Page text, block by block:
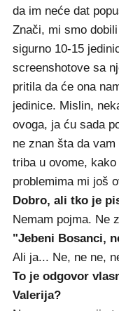
da im neće dat
Znači, mi smo
sigurno 10-15
screenshotove sa
pritila da će ona
jedinice. Mislin,
ovoga, ja ću sada
ne znan šta da
triba u ovome,
problemima mi još
Dobro, ali tko je
Nemam pojma. Ne
"Jebeni Bosanci,
Ali ja... Ne, ne ne,
To je odgovor
Valerija?